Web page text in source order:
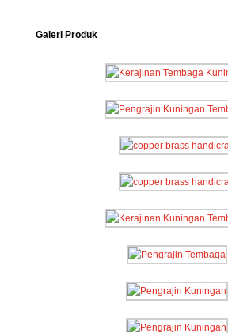
Galeri Produk